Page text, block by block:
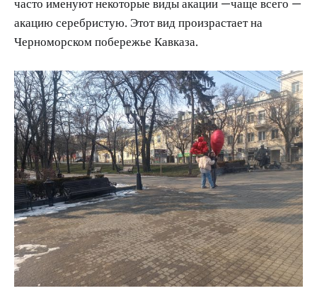
часто именуют некоторые виды акации —чаще всего —
акацию серебристую. Этот вид произрастает на
Черноморском побережье Кавказа.